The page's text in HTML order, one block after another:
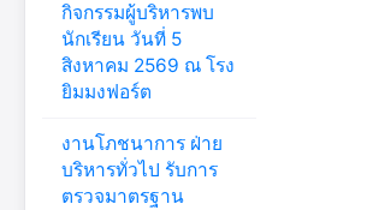
กิจกรรมผู้บริหารพบ
นักเรียน วันที่ 5
สิงหาคม 2569 ณ โรง
ยิมมงฟอร์ต
งานโภชนาการ ฝ่าย
บริหารทั่วไป รับการ
ตรวจมาตรฐาน